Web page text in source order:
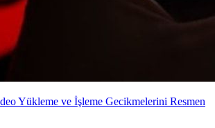
Yükleme ve İşleme Gecikmelerini Resmen